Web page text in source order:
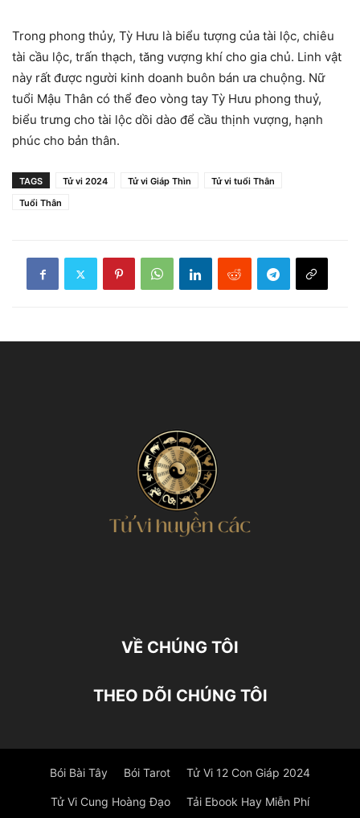
Trong phong thủy, Tỳ Hưu là biểu tượng của tài lộc, chiêu
tài cầu lộc, trấn thạch, tăng vượng khí cho gia chủ. Linh vật
này rất được người kinh doanh buôn bán ưa chuộng. Nữ
tuổi Mậu Thân có thể đeo vòng tay Tỳ Hưu phong thuỷ,
biểu trưng cho tài lộc dồi dào để cầu thịnh vượng, hạnh
phúc cho bản thân.
TAGS Tử vi 2024 Tử vi Giáp Thìn
Tử vi tuổi Thân
Tuổi Thân
VỀ CHÚNG TÔI
THEO DÕI CHÚNG TÔI
Bói Bài Tây Bói Tarot Tử Vi 12 Con Giáp 2024
Tử Vi Cung Hoàng Đạo Tải Ebook Hay Miễn Phí